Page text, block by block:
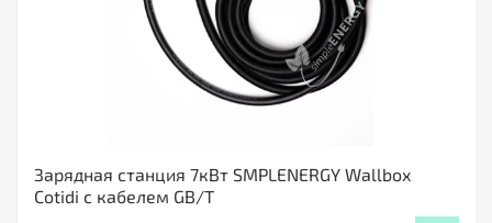
Зарядная станция 7кВт SMPLENERGY Wallbox
Cotidi с кабелем GB/T